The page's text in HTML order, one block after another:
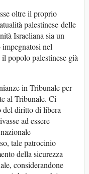
oltre il proprio
palestinese delle
Israeliana sia un
nel
popolo palestinese già
in Tribunale per
al Tribunale. Ci
del diritto di libera
ad essere
tale patrocinio
della sicurezza
considerandone